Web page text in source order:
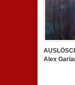
Alex